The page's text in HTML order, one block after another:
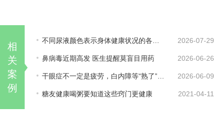
相
关
案
例
2026-07-29
鼻病毒近期高发 医生提醒莫盲目用药 2026-06-26
2026-06-09
糖友健康喝粥要知道这些窍门更健康 2021-04-11